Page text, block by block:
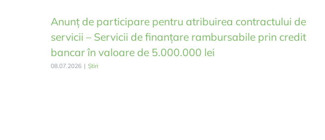
Anunț de participare pentru atribuirea contractului de
servicii – Servicii de finanțare rambursabile prin credit
bancar în valoare de 5.000.000 lei
08.07.2026 | Știri